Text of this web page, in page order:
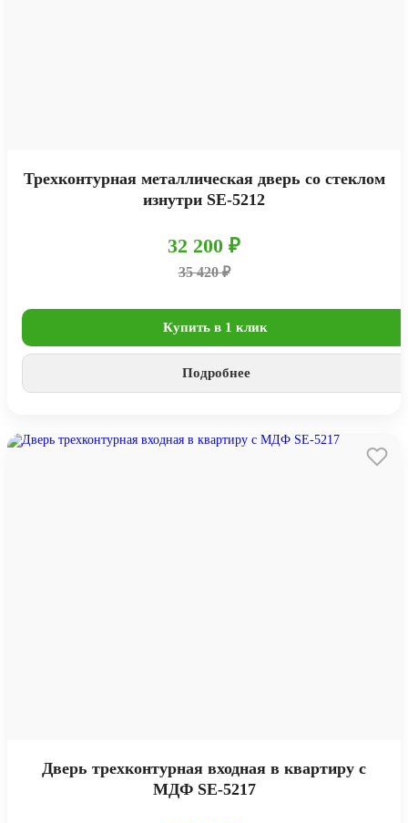
Трехконтурная металлическая дверь со стеклом
изнутри SE-5212
32 200 ₽
35 420 ₽
Купить в 1 клик
Подробнее
Дверь трехконтурная входная в квартиру с
МДФ SE-5217